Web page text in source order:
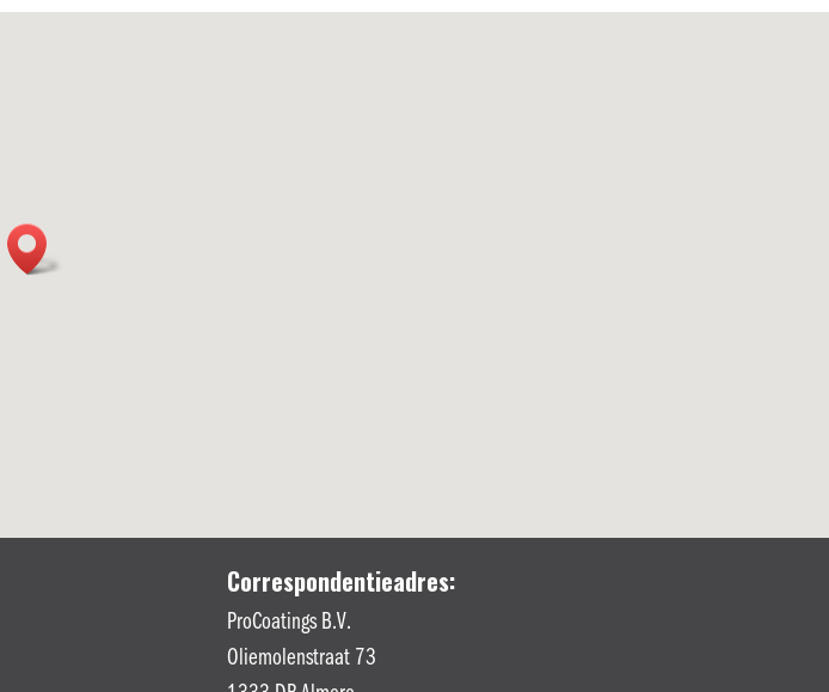
Correspondentieadres:
ProCoatings B.V.
Oliemolenstraat 73